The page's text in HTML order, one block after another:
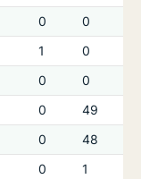
0
0
1
0
0
0
0
49
0
48
0
1